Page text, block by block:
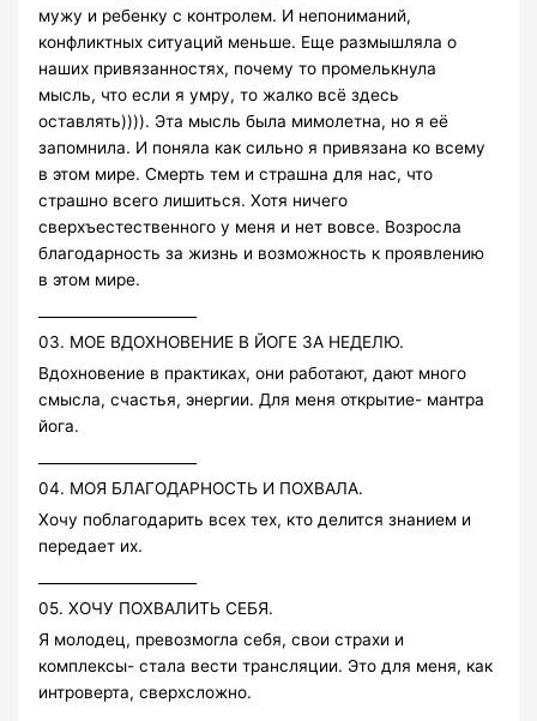
мужу и ребенку с контролем. И непониманий,
конфликтных ситуаций меньше. Еще размышляла о
наших привязанностях, почему то промелькнула
мысль, что если я умру, то жалко всё здесь
оставлять)))). Эта мысль была мимолетна, но я её
запомнила. И поняла как сильно я привязана ко всему
в этом мире. Смерть тем и страшна для нас, что
страшно всего лишиться. Хотя ничего
сверхъестественного у меня и нет вовсе. Возросла
благодарность за жизнь и возможность к проявлению
в этом мире.
03. МОЕ ВДОХНОВЕНИЕ В ЙОГЕ ЗА НЕДЕЛЮ.
Вдохновение в практиках, они работают, дают много
смысла, счастья, энергии. Для меня открытие- мантра
йога.
04. МОЯ БЛАГОДАРНОСТЬ И ПОХВАЛА.
Хочу поблагодарить всех тех, кто делится знанием и
передает их.
05. ХОЧУ ПОХВАЛИТЬ СЕБЯ.
Я молодец, превозмогла себя, свои страхи и
комплексы- стала вести трансляции. Это для меня, как
интроверта, сверхсложно.